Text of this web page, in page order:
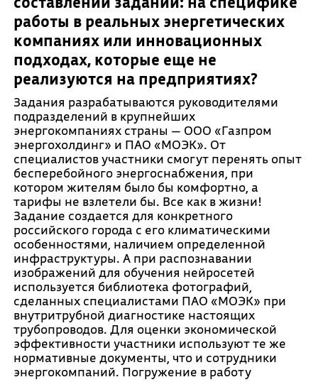
работы в реальных энергетических
компаниях или инновационных
подходах, которые еще не
реализуются на предприятиях?
Задания разрабатываются руководителями
подразделений в крупнейших
энергокомпаниях страны — ООО «Газпром
энергохолдинг» и ПАО «МОЭК». От
специалистов участники смогут перенять опыт
бесперебойного энергоснабжения, при
котором жителям было бы комфортно, а
тарифы не взлетели бы. Все как в жизни!
Задание создается для конкретного
российского города с его климатическими
особенностями, наличием определенной
инфраструктуры. А при распознавании
изображений для обучения нейросетей
используется библиотека фотографий,
сделанных специалистами ПАО «МОЭК» при
внутритрубной диагностике настоящих
трубопроводов. Для оценки экономической
эффективности участники используют те же
нормативные документы, что и сотрудники
энергокомпаний. Погружение в работу